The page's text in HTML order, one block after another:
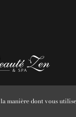
manière dont vous